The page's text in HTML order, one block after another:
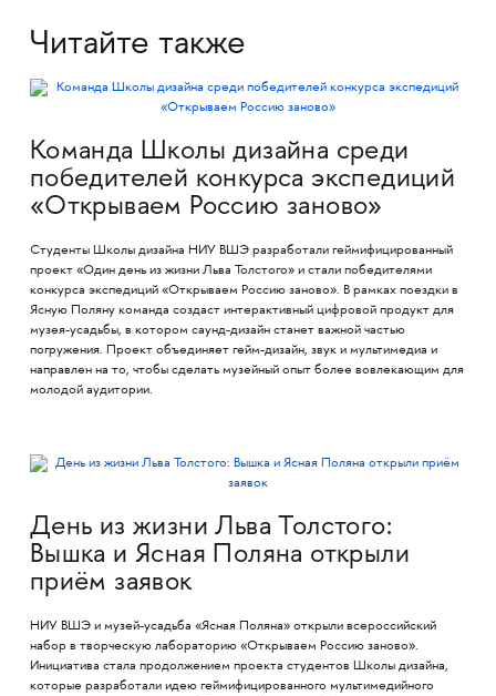
Читайте также
Команда Школы дизайна среди
победителей конкурса экспедиций
«Открываем Россию заново»
Студенты Школы дизайна НИУ ВШЭ разработали геймифицированный
проект «Один день из жизни Льва Толстого» и стали победителями
конкурса экспедиций «Открываем Россию заново». В рамках поездки в
Ясную Поляну команда создаст интерактивный цифровой продукт для
музея-усадьбы, в котором саунд-дизайн станет важной частью
погружения. Проект объединяет гейм-дизайн, звук и мультимедиа и
направлен на то, чтобы сделать музейный опыт более вовлекающим для
молодой аудитории.
День из жизни Льва Толстого:
Вышка и Ясная Поляна открыли
приём заявок
НИУ ВШЭ и музей-усадьба «Ясная Поляна» открыли всероссийский
набор в творческую лабораторию «Открываем Россию заново».
Инициатива стала продолжением проекта студентов Школы дизайна,
которые разработали идею геймифицированного мультимедийного